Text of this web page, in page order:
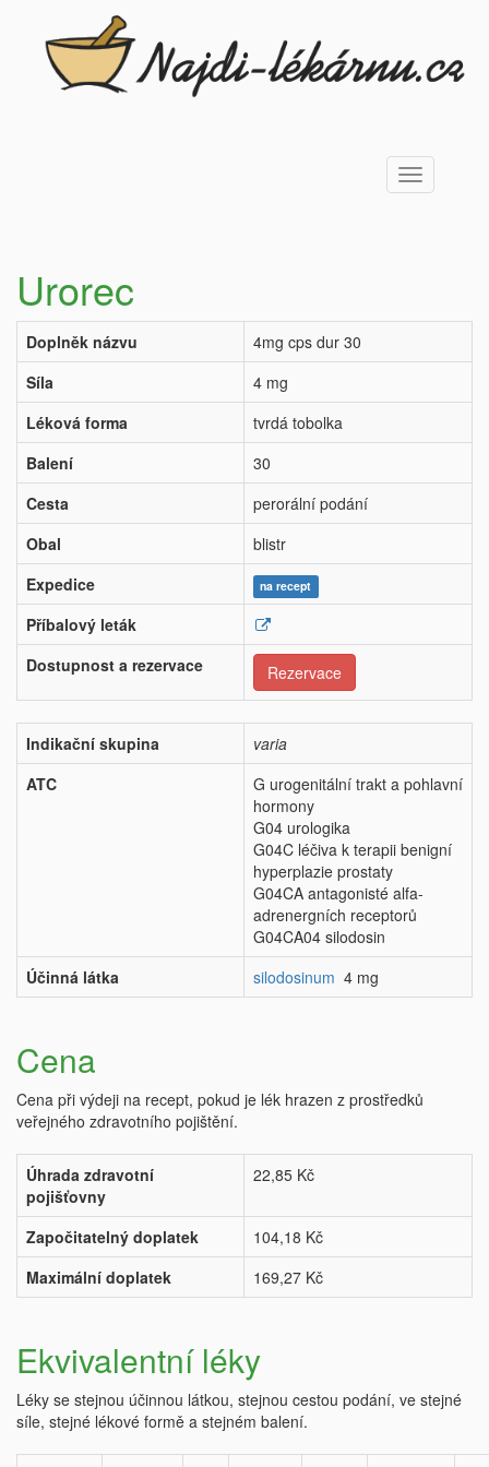
Toggle
navigation
Urorec
Doplněk názvu
4mg cps dur 30
Síla
4 mg
Léková forma
tvrdá tobolka
Balení
30
Cesta
perorální podání
Obal
blistr
Expedice
na recept
Příbalový leták
Dostupnost a rezervace
Rezervace
Indikační skupina
varia
ATC
G urogenitální trakt a pohlavní
hormony
G04 urologika
G04C léčiva k terapii benigní
hyperplazie prostaty
G04CA antagonisté alfa-
adrenergních receptorů
G04CA04 silodosin
Účinná látka
silodosinum 4 mg
Cena
Cena při výdeji na recept, pokud je lék hrazen z prostředků
veřejného zdravotního pojištění.
Úhrada zdravotní
pojišťovny
22,85 Kč
Započitatelný doplatek
104,18 Kč
Maximální doplatek
169,27 Kč
Ekvivalentní léky
Léky se stejnou účinnou látkou, stejnou cestou podání, ve stejné
síle, stejné lékové formě a stejném balení.